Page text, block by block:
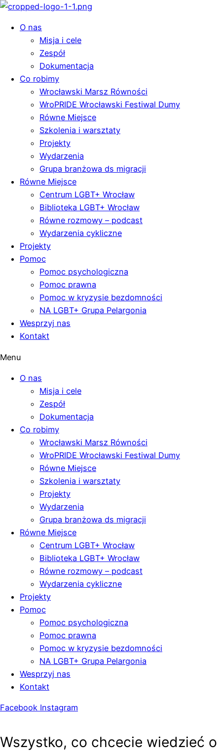
O nas
Misja i cele
Zespół
Dokumentacja
Co robimy
Wrocławski Marsz Równości
WroPRIDE Wrocławski Festiwal Dumy
Równe Miejsce
Szkolenia i warsztaty
Projekty
Wydarzenia
Grupa branżowa ds migracji
Równe Miejsce
Centrum LGBT+ Wrocław
Biblioteka LGBT+ Wrocław
Równe rozmowy – podcast
Wydarzenia cykliczne
Projekty
Pomoc
Pomoc psychologiczna
Pomoc prawna
Pomoc w kryzysie bezdomności
NA LGBT+ Grupa Pelargonia
Wesprzyj nas
Kontakt
Menu
O nas
Misja i cele
Zespół
Dokumentacja
Co robimy
Wrocławski Marsz Równości
WroPRIDE Wrocławski Festiwal Dumy
Równe Miejsce
Szkolenia i warsztaty
Projekty
Wydarzenia
Grupa branżowa ds migracji
Równe Miejsce
Centrum LGBT+ Wrocław
Biblioteka LGBT+ Wrocław
Równe rozmowy – podcast
Wydarzenia cykliczne
Projekty
Pomoc
Pomoc psychologiczna
Pomoc prawna
Pomoc w kryzysie bezdomności
NA LGBT+ Grupa Pelargonia
Wesprzyj nas
Kontakt
Facebook Instagram
Wszystko, co chcecie wiedzieć o